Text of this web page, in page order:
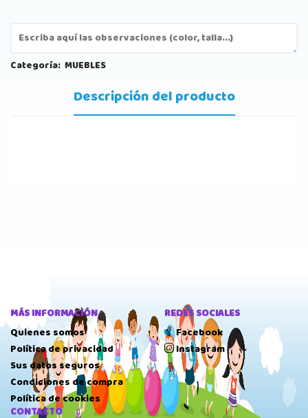
Categoría: MUEBLES
Descripción del producto
MÁS INFORMACIÓN
Quienes somos
Política de privacidad
Sus datos seguros
Condiciones de compra
Política de cookies
REDES SOCIALES
Facebook
Instagram
CONTACTO